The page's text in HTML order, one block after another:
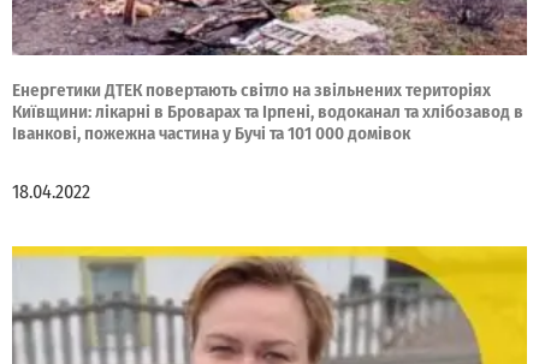
Енергетики ДТЕК повертають світло на звільнених територіях
Київщини: лікарні в Броварах та Ірпені, водоканал та хлібозавод в
Іванкові, пожежна частина у Бучі та 101 000 домівок
18.04.2022